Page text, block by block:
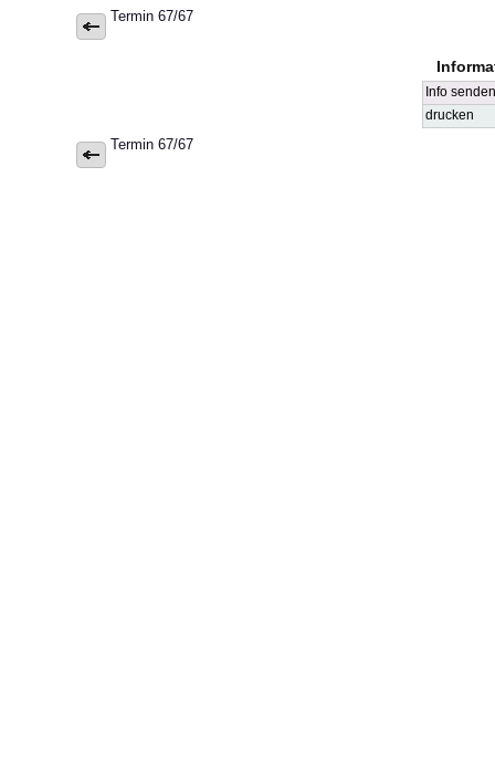
Termin 67/67
Info senden
drucken
Termin 67/67